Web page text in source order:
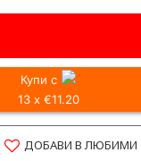
Купи с
13 x €11.20
ДОБАВИ В ЛЮБИМИ